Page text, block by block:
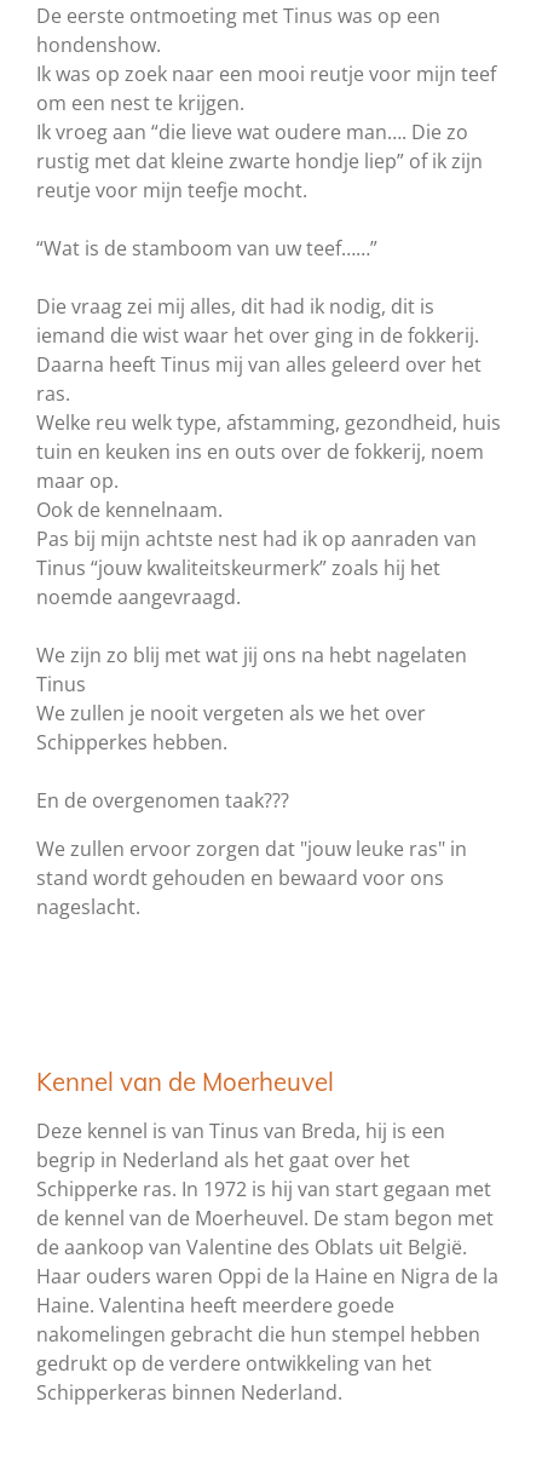
De eerste ontmoeting met Tinus was op een
hondenshow.
Ik was op zoek naar een mooi reutje voor mijn teef
om een nest te krijgen.
Ik vroeg aan “die lieve wat oudere man…. Die zo
rustig met dat kleine zwarte hondje liep” of ik zijn
reutje voor mijn teefje mocht.
“Wat is de stamboom van uw teef……”
Die vraag zei mij alles, dit had ik nodig, dit is
iemand die wist waar het over ging in de fokkerij.
Daarna heeft Tinus mij van alles geleerd over het
ras.
Welke reu welk type, afstamming, gezondheid, huis
tuin en keuken ins en outs over de fokkerij, noem
maar op.
Ook de kennelnaam.
Pas bij mijn achtste nest had ik op aanraden van
Tinus “jouw kwaliteitskeurmerk” zoals hij het
noemde aangevraagd.
We zijn zo blij met wat jij ons na hebt nagelaten
Tinus
We zullen je nooit vergeten als we het over
Schipperkes hebben.
En de overgenomen taak???
We zullen ervoor zorgen dat "jouw leuke ras" in
stand wordt gehouden en bewaard voor ons
nageslacht.
Kennel van de Moerheuvel
Deze kennel is van Tinus van Breda, hij is een
begrip in Nederland als het gaat over het
Schipperke ras. In 1972 is hij van start gegaan met
de kennel van de Moerheuvel. De stam begon met
de aankoop van Valentine des Oblats uit België.
Haar ouders waren Oppi de la Haine en Nigra de la
Haine. Valentina heeft meerdere goede
nakomelingen gebracht die hun stempel hebben
gedrukt op de verdere ontwikkeling van het
Schipperkeras binnen Nederland.